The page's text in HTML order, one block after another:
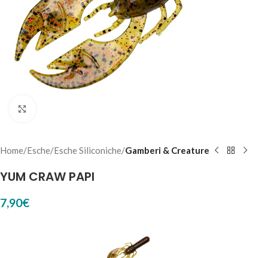
Home Esche Esche Siliconiche Gamberi & Creature
YUM CRAW PAPI
7,90€